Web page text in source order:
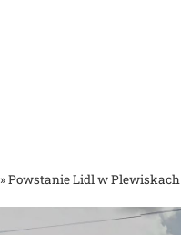
»Powstanie Lidl w Plewiskach